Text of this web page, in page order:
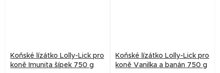
Koňské lízátko Lolly-Lick pro
koně Imunita šípek 750 g
Koňské lízátko Lolly-Lick pro
koně Vanilka a banán 750 g